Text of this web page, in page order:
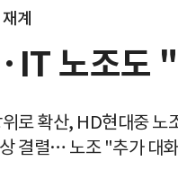
계
노조도
로 확산, HD현대중
결렬… 노조 "추가 대